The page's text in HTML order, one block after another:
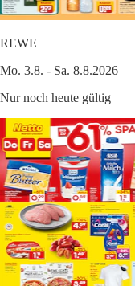
REWE
Mo. 3.8. - Sa. 8.8.2026
Nur noch heute gültig